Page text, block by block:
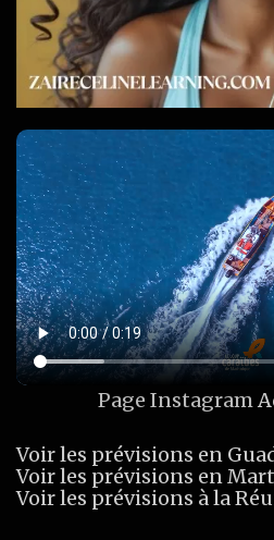
Page Instagram
Voir les prévisions en
Voir les prévisions en
Voir les prévisions à la